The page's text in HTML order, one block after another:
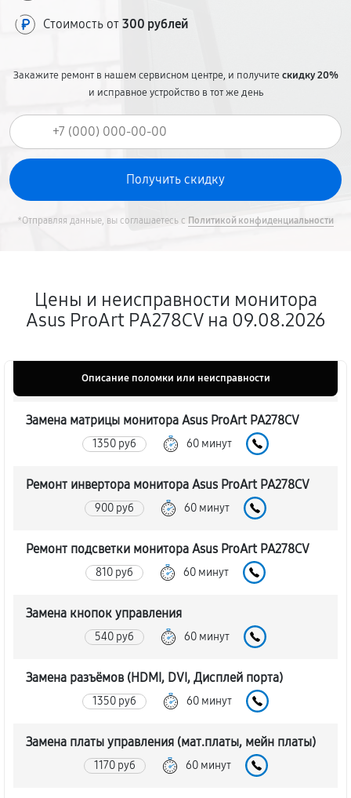
Стоимость от 300 рублей
Закажите ремонт в нашем сервисном центре, и получитескидку 20%
и исправное устройство в тот же день
*Отправляя данные, вы соглашаетесь с Политикой конфиденциальности
Цены и неисправности монитора
Asus ProArt PA278CV на 09.08.2026
Описание поломки или неисправности
Замена матрицы монитора Asus ProArt PA278CV
1350 руб 60 минут
Ремонт инвертора монитора Asus ProArt PA278CV
900 руб 60 минут
Ремонт подсветки монитора Asus ProArt PA278CV
810 руб 60 минут
Замена кнопок управления
540 руб 60 минут
Замена разъёмов (HDMI, DVI, Дисплей порта)
1350 руб 60 минут
Замена платы управления (мат.платы, мейн платы)
1170 руб 60 минут